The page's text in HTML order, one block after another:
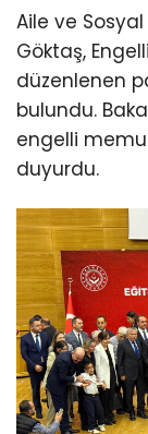
Aile ve
Göktaş,
düzenlenen
bulundu.
engelli memur
duyurdu.